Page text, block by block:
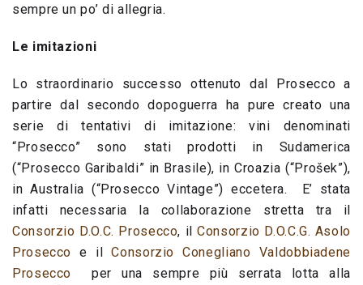
sempre un po’ di allegria.
Le imitazioni
Lo straordinario successo ottenuto dal Prosecco a
partire dal secondo dopoguerra ha pure creato una
serie di tentativi di imitazione: vini denominati
“Prosecco” sono stati prodotti in Sudamerica
(“Prosecco Garibaldi” in Brasile), in Croazia (“Prošek”),
in Australia (“Prosecco Vintage”) eccetera. E’ stata
infatti necessaria la collaborazione stretta tra il
Consorzio D.O.C. Prosecco, ilConsorzio D.O.C.G. Asolo
Prosecco e ilConsorzio Conegliano Valdobbiadene
Prosecco per una sempre più serrata lotta alla